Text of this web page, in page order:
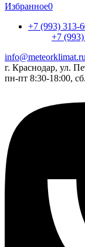
Избранное0
+7 (993) 313-
+7
info@meteorklimat.ru
г. Краснодар, ул.
пн-пт 8:30-18:00,